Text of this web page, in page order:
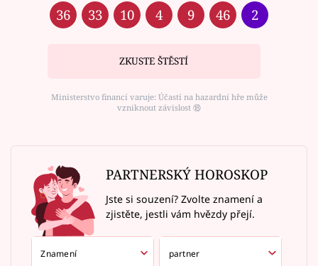
36 33 10 4 9 46 2
ZKUSTE ŠTĚSTÍ
Ministerstvo financí varuje: Účastí na hazardní hře může
vzniknout závislost ⑱
PARTNERSKÝ HOROSKOP
Jste si souzení? Zvolte znamení a
zjistěte, jestli vám hvězdy přejí.